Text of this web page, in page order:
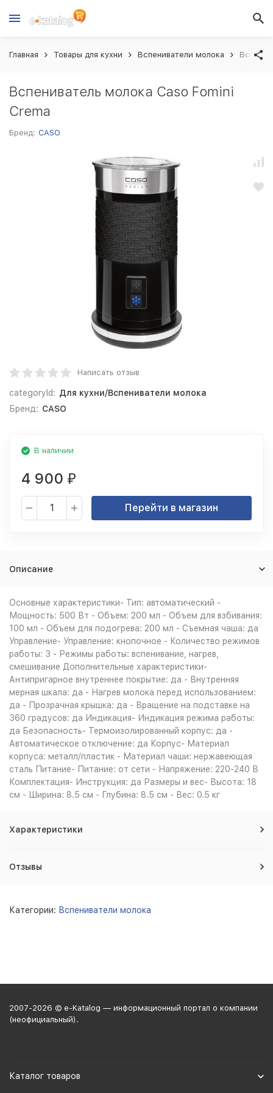
Главная Товары для кухни Вспениватели молока
Вспениватель молока Caso Fomini
Crema
Бренд: CASO
Написать отзыв
categoryId: Для кухни/Вспениватели молока
Бренд: CASO
В наличии
4 900 ₽
Перейти в магазин
Описание
Основные характеристики- Тип: автоматический -
Мощность: 500 Вт - Объем: 200 мл - Объем для взбивания:
100 мл - Объем для подогрева: 200 мл - Съемная чаша: да
Управление- Управление: кнопочное - Количество режимов
работы: 3 - Режимы работы: вспенивание, нагрев,
смешивание Дополнительные характеристики-
Антипригарное внутреннее покрытие: да - Внутренняя
мерная шкала: да - Нагрев молока перед использованием:
да - Прозрачная крышка: да - Вращение на подставке на
360 градусов: да Индикация- Индикация режима работы:
да Безопасность- Термоизолированный корпус: да -
Автоматическое отключение: да Корпус- Материал
корпуса: металл/пластик - Материал чаши: нержавеющая
сталь Питание- Питание: от сети - Напряжение: 220-240 В
Комплектация- Инструкция: да Размеры и вес- Высота: 18
см - Ширина: 8.5 см - Глубина: 8.5 см - Вес: 0.5 кг
Характеристики
Отзывы
Категории: Вспениватели молока
2007-2026 © e-Katalog — информационный портал о компании
(неофициальный).
Каталог товаров